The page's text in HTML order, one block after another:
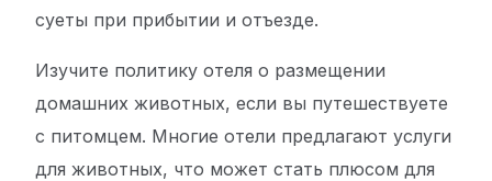
суеты при прибытии и отъезде.
Изучите политику отеля о размещении
домашних животных, если вы путешествуете
с питомцем. Многие отели предлагают услуги
для животных, что может стать плюсом для